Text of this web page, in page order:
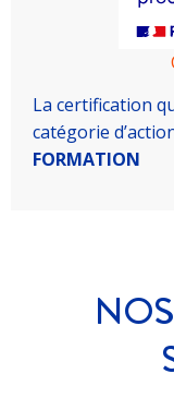
La certification
catégorie
FORMATION